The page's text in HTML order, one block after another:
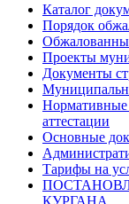
Каталог
Порядок
Проекты
Документы
Нормативные
аттестации
Основные
Тарифы на
КУРГАНА